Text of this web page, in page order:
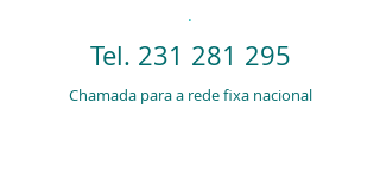
.
Tel. 231 281 295
Chamada para a rede fixa nacional